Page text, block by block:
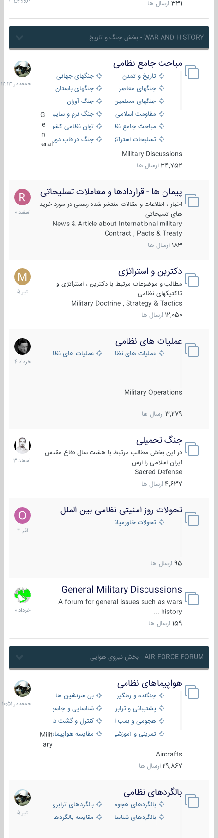
331 ارسال ها
WAR AND HISTORY - بخش جنگ و تاریخ
مباحث جامع نظامی
تاریخ و تمدن
جنگهای جهانی
جنگهای معاصر
جنگهای باستان
جنگهای مسلمین
جنگ آوران
مقاومت اسلامی
جنگ نرم و سایبری
مباحث جامع نظامی
توان نظامی کشورها
تسلیحات استراتژیک
جنگ در قاب دوربین
eral
Military Discussions
34,752 ارسال ها
جمعه
در
12:13
پیمان ها - قراردادها و معاملات تسلیحاتی
اخبار ، اطلاعات و مقالات منتشر شده رسمی در مورد خرید
های تسیحاتی
News & Article about International military
Contract , Pacts & Treaty
183 ارسال ها
7
اسفند
1400
دکترین و استراتژی
مطالب و موضوعات مرتبط با دکترین ، استراتژی و
تاکتیکهای نظامی
Military Doctrine , Strategy & Tactics
12,050 ارسال ها
27
تیر
1405
عملیات های نظامی
عملیات های نظامی ایرانعملیات های نظامی خارجی
Military Operations
3,279 ارسال ها
5
خرداد
1404
جنگ تحمیلی
در این بخش مطالب مرتبط با هشت سال دفاع مقدس
ایران اسلامی را ارس
Sacred Defense
4,637 ارسال ها
20
اسفند
1403
تحولات روز امنیتی نظامی بین الملل
تحولات خاورمیانه
95 ارسال ها
21
آذر
1403
General Military Discussions
A forum for general issues such as wars
history ...
159 ارسال ها
10
خرداد
1400
AIR FORCE FORUM - بخش نیروی هوایی
هواپیماهای نظامی
جنگنده و رهگیر
بی سرنشین ها
پشتیبانی و ترابری
شناسایی و جاسوسی
هجومی و بمب افکن
کنترل و گشت دریایی
تمرینی و آموزشی
مقایسه هواپیماهاMilit
ary
Aircrafts
29,867 ارسال ها
جمعه
در
10:51
بالگردهای نظامی
بالگردهای هجومی
بالگردهای ترابری
بالگردهای شناسایی
مقایسه بالگردها
22
تیر
1405